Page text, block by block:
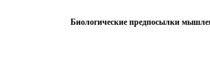
Биологические предпосылки